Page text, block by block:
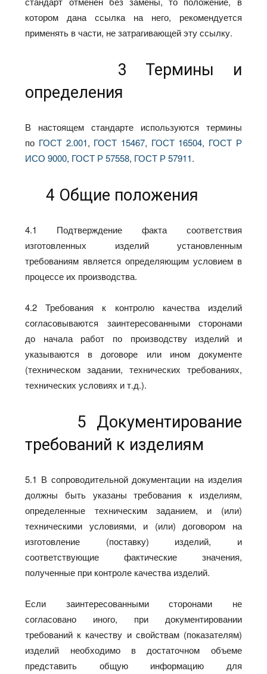
котором дана ссылка на него, рекомендуется
применять в части, не затрагивающей эту ссылку.
3 Термины и
определения
В настоящем стандарте используются термины
по ГОСТ 2.001, ГОСТ 15467, ГОСТ 16504, ГОСТ Р
ИСО 9000, ГОСТ Р 57558, ГОСТ Р 57911.
4 Общие положения
4.1 Подтверждение факта соответствия
изготовленных изделий установленным
требованиям является определяющим условием в
процессе их производства.
4.2 Требования к контролю качества изделий
согласовываются заинтересованными сторонами
до начала работ по производству изделий и
указываются в договоре или ином документе
(техническом задании, технических требованиях,
технических условиях и т.д.).
5 Документирование
требований к изделиям
5.1 В сопроводительной документации на изделия
должны быть указаны требования к изделиям,
определенные техническим заданием, и (или)
техническими условиями, и (или) договором на
изготовление (поставку) изделий, и
соответствующие фактические значения,
полученные при контроле качества изделий.
Если заинтересованными сторонами не
согласовано иного, при документировании
требований к качеству и свойствам (показателям)
изделий необходимо в достаточном объеме
представить общую информацию для